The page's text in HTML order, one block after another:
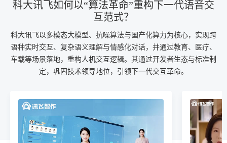
科大讯飞如何以“算法革命”重构下一代语音交
互范式？
科大讯飞以多模态大模型、抗噪算法与国产化算力为核心，实现跨
语种实时交互、复杂语义理解与情感化对话，并通过教育、医疗、
车载等场景落地，重构人机交互逻辑。其通过开发者生态与标准制
定，巩固技术领导地位，引领下一代交互革命。